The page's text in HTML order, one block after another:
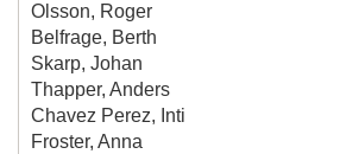
Olsson, Roger
Belfrage, Berth
Skarp, Johan
Thapper, Anders
Chavez Perez, Inti
Froster, Anna